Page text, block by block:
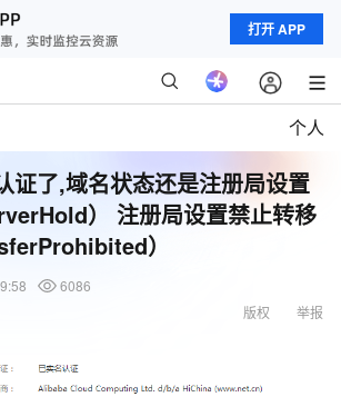
打开 APP
个人
证了,域名状态还是注册局设置
） 注册局设置禁止转移
）
6086
举报
版权